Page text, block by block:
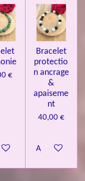
€
au panier
Bracelet
protectio
n ancrage
&
apaiseme
nt
40,00 €
Ajouter au